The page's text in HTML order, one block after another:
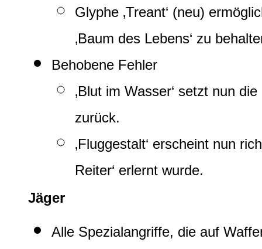
Glyphe ‚Treant‘ (neu)
‚Baum des Lebens‘ zu
Behobene Fehler
‚Blut im Wasser‘ setzt nun
zurück.
‚Fluggestalt‘ erscheint nun
Reiter‘ erlernt wurde.
Jäger
Alle Spezialangriffe, die auf